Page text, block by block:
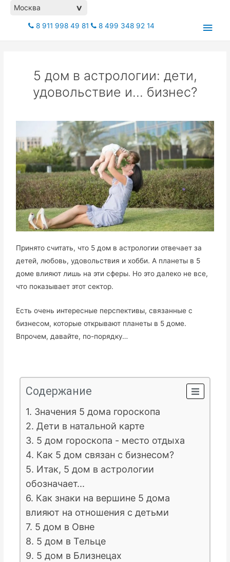
Москва >
8 911 998 49 81 8 499 348 92 14
5 дом в астрологии: дети,
удовольствие и... бизнес?
Принято считать, что 5 дом в астрологии отвечает за
детей, любовь, удовольствия и хобби. А планеты в 5
доме влияют лишь на эти сферы. Но это далеко не все,
что показывает этот сектор.
Есть очень интересные перспективы, связанные с
бизнесом, которые открывают планеты в 5 доме.
Впрочем, давайте, по-порядку…
Содержание
1. Значения 5 дома гороскопа
2. Дети в натальной карте
3. 5 дом гороскопа - место отдыха
4. Как 5 дом связан с бизнесом?
5. Итак, 5 дом в астрологии
обозначает...
6. Как знаки на вершине 5 дома
влияют на отношения с детьми
7. 5 дом в Овне
8. 5 дом в Тельце
9. 5 дом в Близнецах